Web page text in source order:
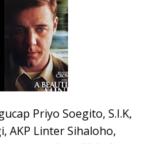
Priyo Soegito, S.I.K,
AKP Linter Sihaloho,